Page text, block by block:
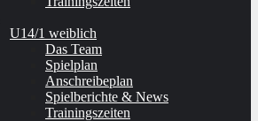
U14/1 weiblich
Das Team
Spielplan
Anschreibeplan
Spielberichte & News
Trainingszeiten